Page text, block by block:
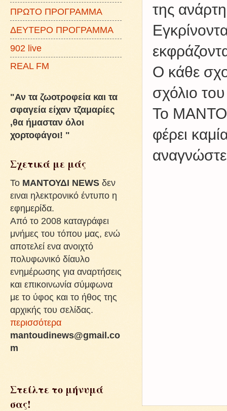
της
Ο κάθε
σχόλιο
Το
φέρει
ΠΡΩΤΟ ΠΡΟΓΡΑΜΜΑ
ΔΕΥΤΕΡΟ ΠΡΟΓΡΑΜΜΑ
902 live
REAL FM
"Αν τα ζωοτροφεία και τα
σφαγεία είχαν τζαμαρίες
,θα ήμασταν όλοι
χορτοφάγοι! "
Σχετικά με μάς
To ΜΑΝΤΟΥΔΙ NEWS δεν
ειναι ηλεκτρονικό έντυπο η
εφημερίδα.
Από το 2008 καταγράφει
μνήμες του τόπου μας, ενώ
αποτελεί ενα ανοιχτό
πολυφωνικό δίαυλο
ενημέρωσης για αναρτήσεις
και επικοινωνία σύμφωνα
με το ύφος και το ήθος της
αρχικής του σελίδας.
περισσότερα
mantoudinews@gmail.co
m
Στείλτε το μήνυμά
σας!